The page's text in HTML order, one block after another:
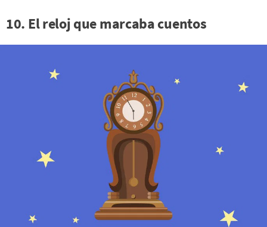
10. El reloj que marcaba cuentos